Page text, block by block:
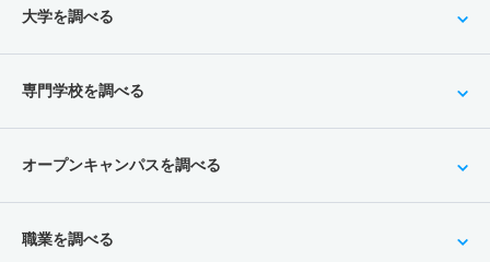
大学を調べる
専門学校を調べる
オープンキャンパスを調べる
職業を調べる